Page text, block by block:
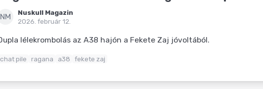
NM
Nuskull Magazin
2026. február 12.
lélekrombolás az A38 hajón a Fekete Zaj jóvoltából.
chat pile ragana a38 fekete zaj